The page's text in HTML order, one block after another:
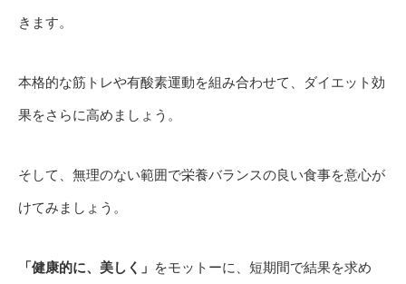
きます。
本格的な筋トレや有酸素運動を組み合わせて、ダイエット効
果をさらに高めましょう。
そして、無理のない範囲で栄養バランスの良い食事を意心が
けてみましょう。
「健康的に、美しく」 をモットーに、短期間で結果を求め